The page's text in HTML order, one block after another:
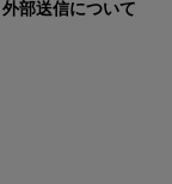
部送信について